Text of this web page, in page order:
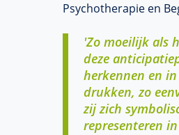
Psychotherapie en
'Zo moeilijk als
deze
herkennen en
drukken, zo
zij zich
representeren in